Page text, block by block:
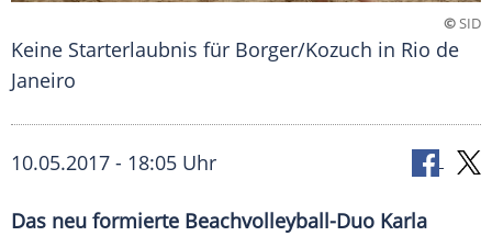
©SID
Keine Starterlaubnis für Borger/Kozuch in Rio de
Janeiro
10.05.2017 - 18:05 Uhr
Das neu formierte Beachvolleyball-Duo Karla